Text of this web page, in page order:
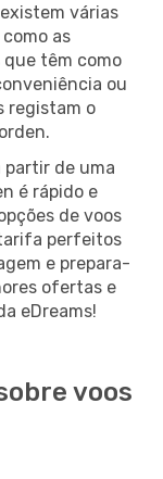
várias
as
que têm como
ou
registam o
partir de uma
é rápido e
de voos
perfeitos
e prepara-
ofertas e
eDreams!
voos